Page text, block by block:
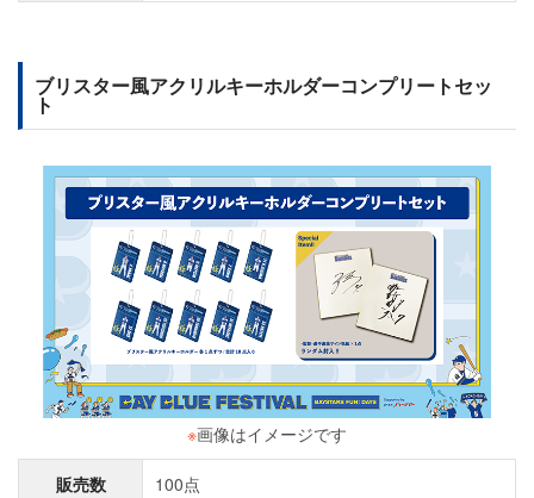
ブリスター風アクリルキーホルダーコンプリートセッ
ト
※画像はイメージです
販売数 100点